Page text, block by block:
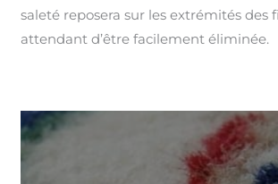
saleté reposera sur les extrémités des
attendant d’être facilement éliminée.